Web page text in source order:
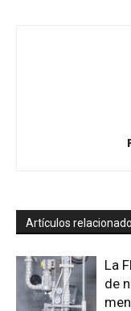
Artículos
La
de